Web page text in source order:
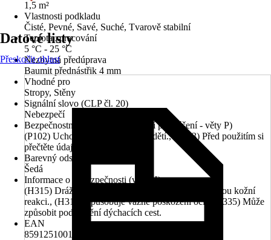
1,5 m²
Vlastnosti podkladu
Čisté, Pevné, Savé, Suché, Tvarově stabilní
Teplota zpracování
5 °C - 25 °C
Nezbytná předúprava
Baumit přednástřik 4 mm
Vhodné pro
Stropy, Stěny
Signální slovo (CLP čl. 20)
Nebezpečí
Bezpečnostní pokyny (preventivní prohlášení - věty P)
(P102) Uchovávejte mimo dosah dětí., (P103) Před použitím si
přečtěte údaje na štítku.
Barevný odstín
Šedá
Informace o nebezpečnosti (věty H)
(H315) Dráždí kůži., (H317) Může vyvolat alergickou kožní
reakci., (H318) Způsobuje vážné poškození očí., (H335) Může
způsobit podráždění dýchacích cest.
EAN
8591251001622, 8591251002773
Datové listy
Přeskočit oblast